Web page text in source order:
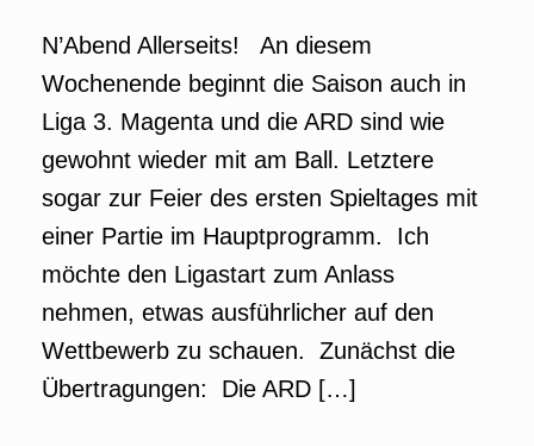
N’Abend Allerseits! An diesem
Wochenende beginnt die Saison auch in
Liga 3. Magenta und die ARD sind wie
gewohnt wieder mit am Ball. Letztere
sogar zur Feier des ersten Spieltages mit
einer Partie im Hauptprogramm. Ich
möchte den Ligastart zum Anlass
nehmen, etwas ausführlicher auf den
Wettbewerb zu schauen. Zunächst die
Übertragungen: Die ARD […]